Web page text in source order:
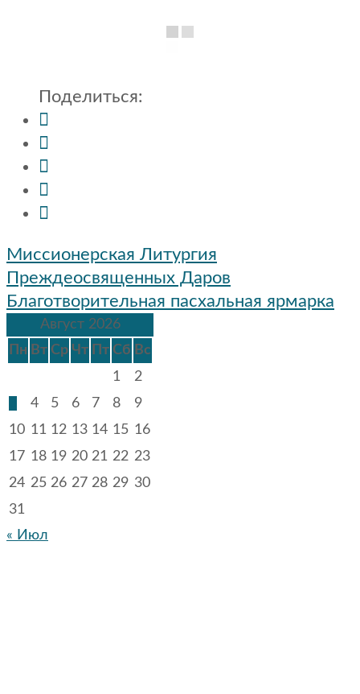
Поделиться:
Навигация
по
записям
Миссионерская Литургия
Преждеосвященных Даров
Благотворительная пасхальная ярмарка
Август 2026
Пн Вт Ср Чт Пт Сб Вс
1
2
4 5 6 7 8
9
10 11 12 13 14 15 16
17 18 19 20 21 22 23
24 25 26 27 28 29 30
31
« Июл